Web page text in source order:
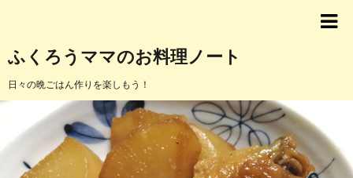
ふくろうママのお料理ノート
日々の晩ごはん作りを楽しもう！